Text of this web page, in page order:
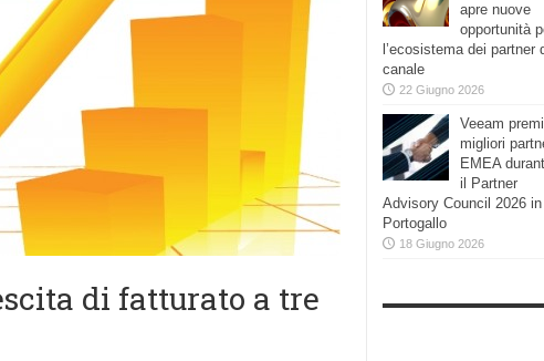
di fatturato a tre
apre nuove
opportunità
l’ecosistema dei partner
canale
22 Giugno 2026
Veeam
migliori
EMEA
il Partner
Advisory Council 2026 in
Portogallo
18 Giugno 2026